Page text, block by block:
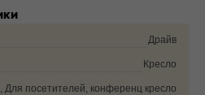
Драйв
Кресло
Для посетителей, конференц кресло